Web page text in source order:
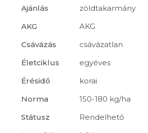
Ajánlás
zöldtakarmány
AKG
AKG
Csávázás
csávázatlan
Életciklus
egyéves
Érésidő
korai
Norma
150-180 kg/ha
Státusz
Rendelhető